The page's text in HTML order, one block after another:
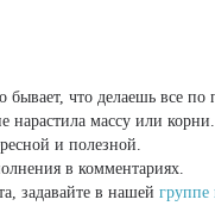
что делаешь все
нарастила массу или корни.
и полезной.
в комментариях.
задавайте в нашей группе